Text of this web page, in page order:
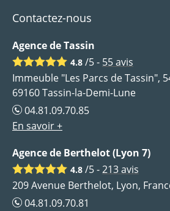
Contactez-nous
Agence de Tassin
4.8 /5 - 55avis
Immeuble "Les Parcs de Tassin",
69160 Tassin-la-Demi-Lune
04.81.09.70.85
En savoir +
Agence de Berthelot (Lyon 7)
4.8 /5 -213avis
209 Avenue Berthelot, Lyon,
04.81.09.70.81